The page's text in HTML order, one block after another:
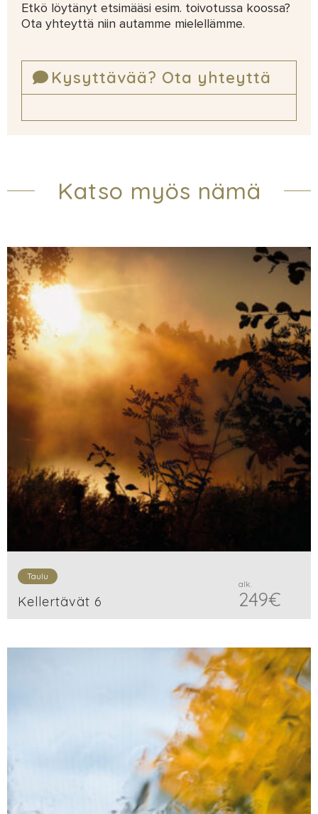
Etkö löytänyt etsimääsi esim. toivotussa koossa?
Ota yhteyttä niin autamme mielellämme.
Kysyttävää? Ota yhteyttä
Katso myös nämä
Taulu
Kellertävät 6
alk.
249€